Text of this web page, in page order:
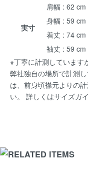
実寸
肩幅 : 62 cm
身幅 : 59 cm
着丈 : 74 cm
袖丈 : 59 cm
※丁寧に計測しています
弊社独自の場所で計測
は、前身頃襟元よりの
い。 詳しくはサイズガ